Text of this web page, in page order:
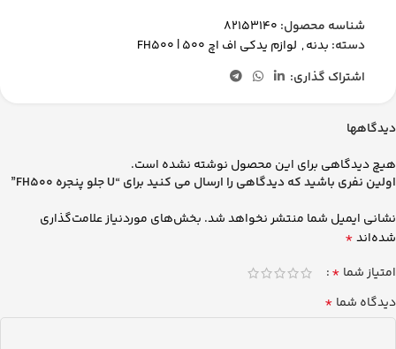
شناسه محصول: 82153140
دسته: بدنه, لوازم یدکی اف اچ 500 | FH500
اشتراک گذاری:
دیدگاهها
هیچ دیدگاهی برای این محصول نوشته نشده است.
اولین نفری باشید که دیدگاهی را ارسال می کنید برای “U جلو پنجره FH500”
نشانی ایمیل شما منتشر نخواهد شد. بخش‌های موردنیاز علامت‌گذاری
شده‌اند*
امتیاز شما *
دیدگاه شما *